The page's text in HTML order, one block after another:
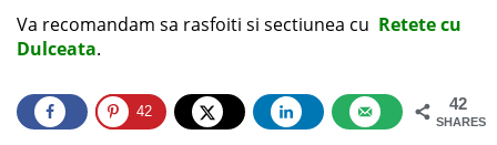
Va recomandam sa rasfoiti si sectiunea cu Retete cu
Dulceata.
42
SHARES
42